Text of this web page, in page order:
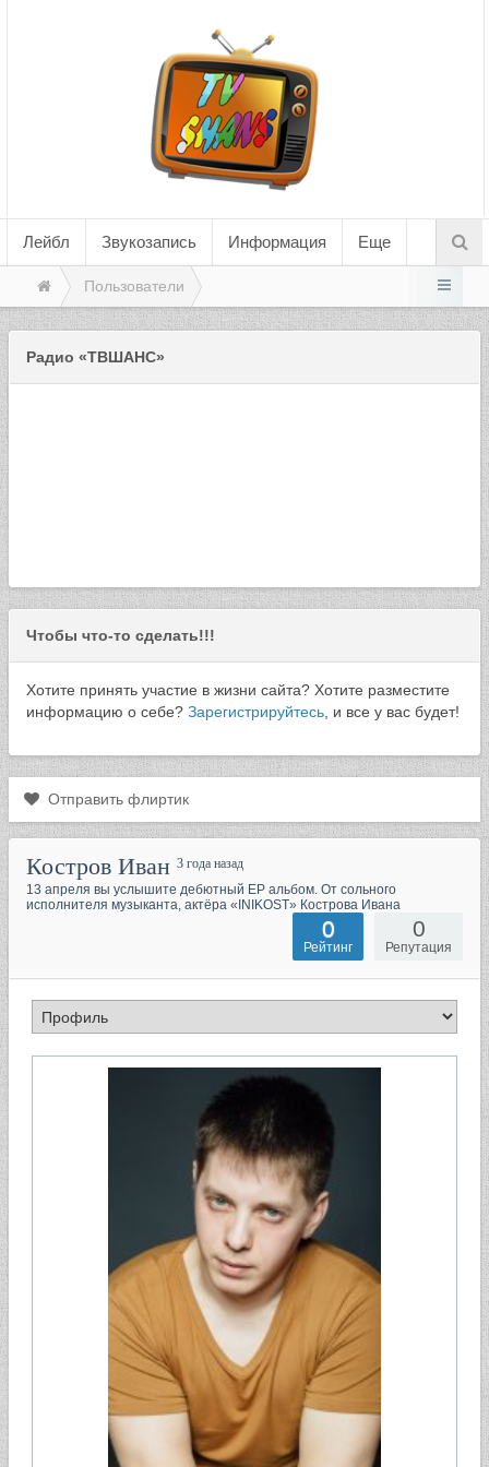
Лейбл Звукозапись Информация Еще
Пользователи
Радио «ТВШАНС»
Чтобы что-то сделать!!!
Хотите принять участие в жизни сайта? Хотите разместите
информацию о себе? Зарегистрируйтесь , и все у вас будет!
Отправить флиртик
Костров Иван 3 года назад
13 апреля вы услышите дебютный EP альбом. От сольного
исполнителя музыканта, актёра «INIKOST» Кострова Ивана
0
Репутация
0
Рейтинг